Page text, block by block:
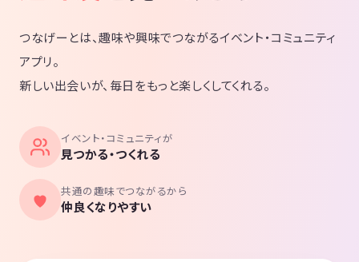
つなげーとは、趣味や興味でつながるイベント・コミュニティ
アプリ。
新しい出会いが、毎日をもっと楽しくしてくれる。
イベント・コミュニティが
見つかる・つくれる
共通の趣味でつながるから
仲良くなりやすい